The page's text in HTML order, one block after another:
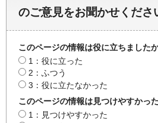
のご意見をお聞かせくださ
このページの情報は役に立ちました
1：役に立った
2：ふつう
3：役に立たなかった
このページの情報は見つけやすかっ
1：見つけやすかった